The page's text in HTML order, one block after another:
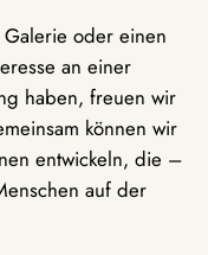
oder einen
an einer
haben, freuen wir
können wir
entwickeln, die –
auf der